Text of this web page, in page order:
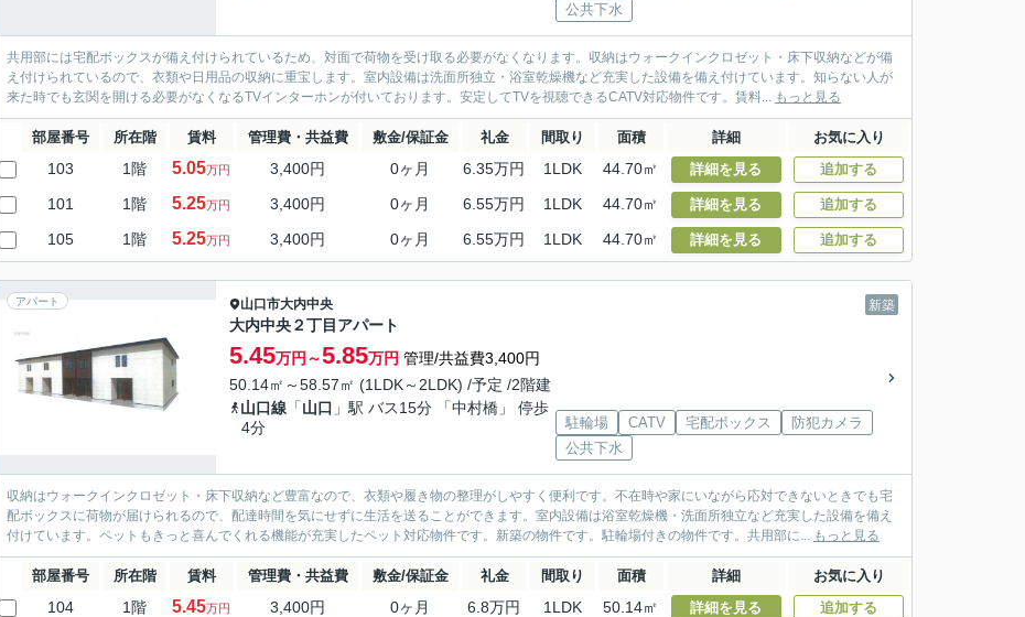
公共下水
共用部には宅配ボックスが備え付けられているため、対面で荷物を受け取る必要がなくなります。収納はウォークインクロゼット・床下収納などが備
え付けられているので、衣類や日用品の収納に重宝します。室内設備は洗面所独立・浴室乾燥機など充実した設備を備え付けています。知らない人が
来た時でも玄関を開ける必要がなくなるTVインターホンが付いております。安定してTVを視聴できるCATV対応物件です。賃料... もっと見る
部屋番号 所在階 賃料 管理費・共益費 敷金/保証金 礼金 間取り 面積 詳細 お気に入り
103 1階 5.05万円 3,400円 0ヶ月 6.35万円 1LDK 44.70㎡ 詳細を見る 追加する
101 1階 5.25万円 3,400円 0ヶ月 6.55万円 1LDK 44.70㎡ 詳細を見る 追加する
105 1階 5.25万円 3,400円 0ヶ月 6.55万円 1LDK 44.70㎡ 詳細を見る 追加する
アパート 新築
山口市大内中央
大内中央２丁目アパート
5.45万円～5.85万円 管理/共益費3,400円
50.14㎡～58.57㎡ (1LDK～2LDK) /予定 /2階建
山口線 「山口 」駅 バス15分 「中村橋」 停歩
4分
駐輪場 CATV 宅配ボックス
防犯カメラ
公共下水
収納はウォークインクロゼット・床下収納など豊富なので、衣類や履き物の整理がしやすく便利です。不在時や家にいながら応対できないときでも宅
配ボックスに荷物が届けられるので、配達時間を気にせずに生活を送ることができます。室内設備は浴室乾燥機・洗面所独立など充実した設備を備え
付けています。ペットもきっと喜んでくれる機能が充実したペット対応物件です。新築の物件です。駐輪場付きの物件です。共用部に... もっと見る
部屋番号 所在階 賃料 管理費・共益費 敷金/保証金 礼金 間取り 面積 詳細 お気に入り
104 1階 5.45万円 3,400円 0ヶ月 6.8万円 1LDK 50.14㎡ 詳細を見る 追加する